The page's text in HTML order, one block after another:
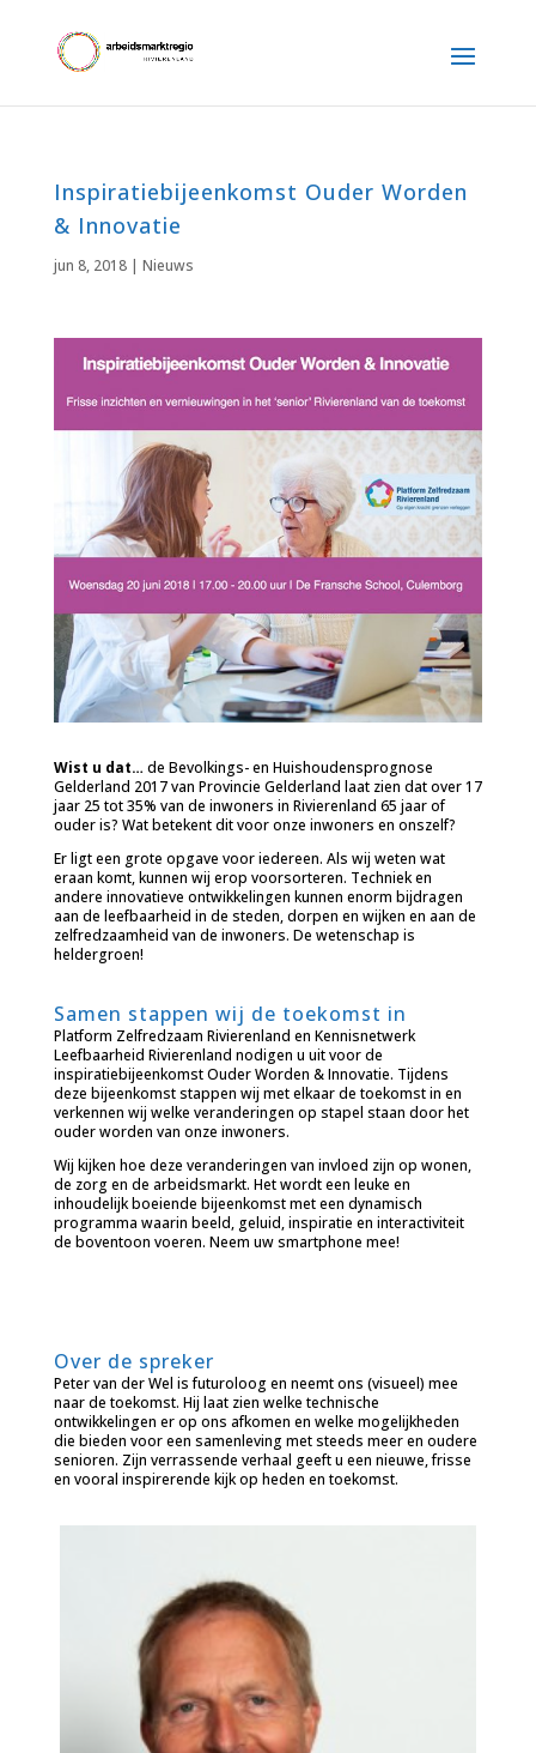
Inspiratiebijeenkomst Ouder Worden
& Innovatie
jun 8, 2018| Nieuws
Wist u dat… de Bevolkings- en Huishoudensprognose
Gelderland 2017 van Provincie Gelderland laat zien dat over 17
jaar 25 tot 35% van de inwoners in Rivierenland 65 jaar of
ouder is? Wat betekent dit voor onze inwoners en onszelf?
Er ligt een grote opgave voor iedereen. Als wij weten wat
eraan komt, kunnen wij erop voorsorteren. Techniek en
andere innovatieve ontwikkelingen kunnen enorm bijdragen
aan de leefbaarheid in de steden, dorpen en wijken en aan de
zelfredzaamheid van de inwoners. De wetenschap is
heldergroen!
Samen stappen wij de toekomst in
Platform Zelfredzaam Rivierenland en Kennisnetwerk
Leefbaarheid Rivierenland nodigen u uit voor de
inspiratiebijeenkomst Ouder Worden & Innovatie. Tijdens
deze bijeenkomst stappen wij met elkaar de toekomst in en
verkennen wij welke veranderingen op stapel staan door het
ouder worden van onze inwoners.
Wij kijken hoe deze veranderingen van invloed zijn op wonen,
de zorg en de arbeidsmarkt. Het wordt een leuke en
inhoudelijk boeiende bijeenkomst met een dynamisch
programma waarin beeld, geluid, inspiratie en interactiviteit
de boventoon voeren. Neem uw smartphone mee!
Over de spreker
Peter van der Wel is futuroloog en neemt ons (visueel) mee
naar de toekomst. Hij laat zien welke technische
ontwikkelingen er op ons afkomen en welke mogelijkheden
die bieden voor een samenleving met steeds meer en oudere
senioren. Zijn verrassende verhaal geeft u een nieuwe, frisse
en vooral inspirerende kijk op heden en toekomst.